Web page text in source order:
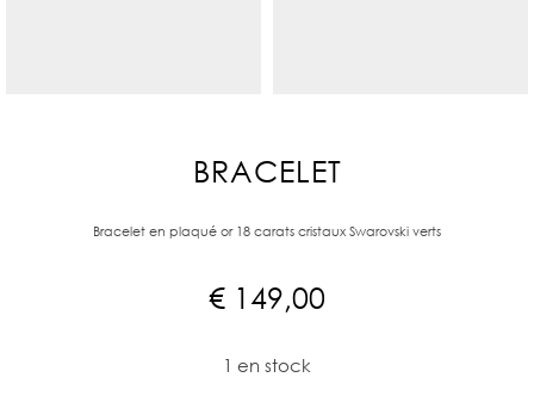
BRACELET
Bracelet en plaqué or 18 carats cristaux Swarovski verts
€ 149,00
1 en stock